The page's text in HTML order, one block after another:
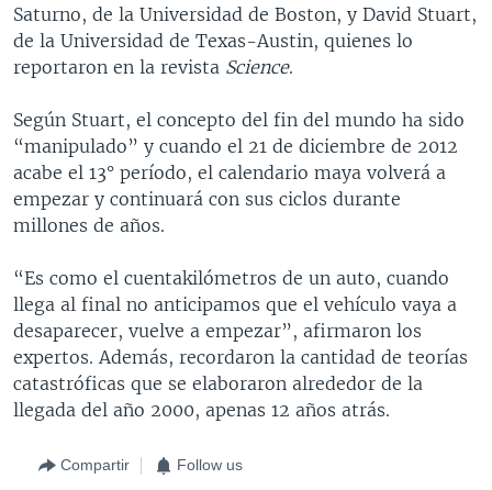
Saturno, de la Universidad de Boston, y David Stuart,
de la Universidad de Texas-Austin, quienes lo
reportaron en la revista Science.
Según Stuart, el concepto del fin del mundo ha sido
“manipulado” y cuando el 21 de diciembre de 2012
acabe el 13° período, el calendario maya volverá a
empezar y continuará con sus ciclos durante
millones de años.
“Es como el cuentakilómetros de un auto, cuando
llega al final no anticipamos que el vehículo vaya a
desaparecer, vuelve a empezar”, afirmaron los
expertos. Además, recordaron la cantidad de teorías
catastróficas que se elaboraron alrededor de la
llegada del año 2000, apenas 12 años atrás.
Compartir Follow us